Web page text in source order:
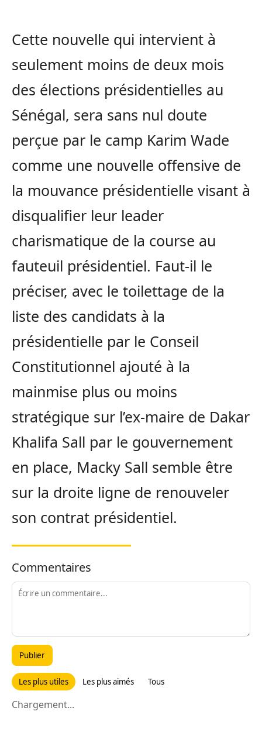
Cette nouvelle qui intervient à
seulement moins de deux mois
des élections présidentielles au
Sénégal, sera sans nul doute
perçue par le camp Karim Wade
comme une nouvelle offensive de
la mouvance présidentielle visant à
disqualifier leur leader
charismatique de la course au
fauteuil présidentiel. Faut-il le
préciser, avec le toilettage de la
liste des candidats à la
présidentielle par le Conseil
Constitutionnel ajouté à la
mainmise plus ou moins
stratégique sur l’ex-maire de Dakar
Khalifa Sall par le gouvernement
en place, Macky Sall semble être
sur la droite ligne de renouveler
son contrat présidentiel.
Commentaires
Publier
Les plus utiles Les plus aimés Tous
Chargement...